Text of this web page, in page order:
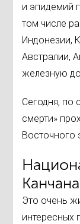
и эпидемий
том числе
Индонезии,
Австралии,
железную
Сегодня, по
смерти»
Восточного
Это очень
интересных